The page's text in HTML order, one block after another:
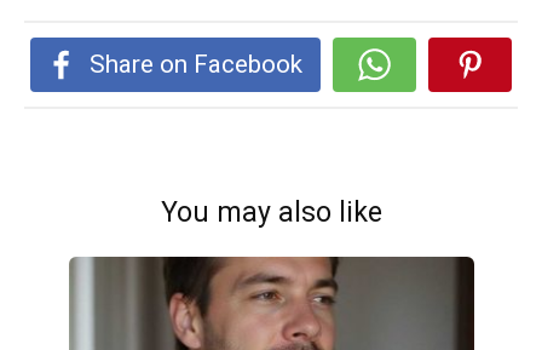
Share on Facebook
You may also like